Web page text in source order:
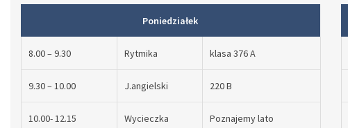
Poniedziałek
8.00 – 9.30 Rytmika klasa 376 A
9.30 – 10.00 J.angielski 220 B
10.00- 12.15 Wycieczka Poznajemy lato